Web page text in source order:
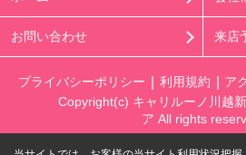
お問い合わせ 来店
プライバシーポリシー 利用規約 ア
Copyright(c) キャリルーノ川越
ア All rights